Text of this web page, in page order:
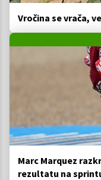
Vročina se vrača,
Marc Marquez
rezultatu na